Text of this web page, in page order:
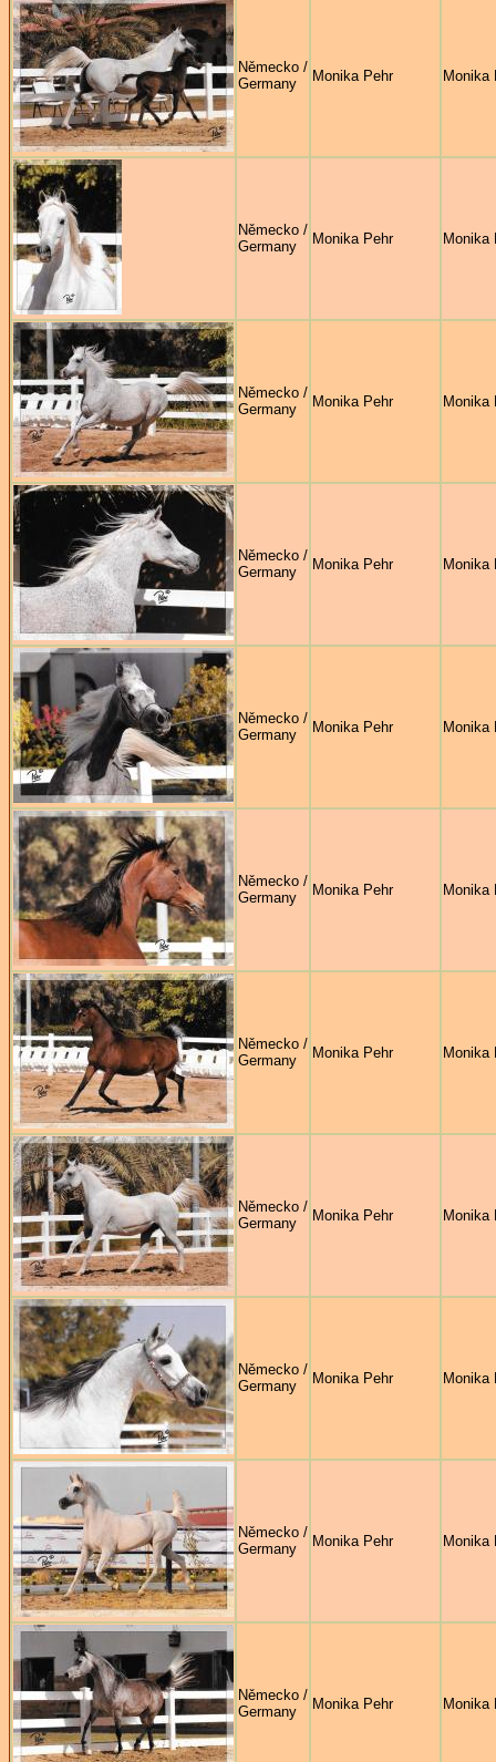
Německo /
Germany
Monika Pehr Monika
Německo /
Germany
Monika Pehr Monika
Německo /
Germany
Monika Pehr Monika
Německo /
Germany
Monika Pehr Monika
Německo /
Germany
Monika Pehr Monika
Německo /
Germany
Monika Pehr Monika
Německo /
Germany
Monika Pehr Monika
Německo /
Germany
Monika Pehr Monika
Německo /
Germany
Monika Pehr Monika
Německo /
Germany
Monika Pehr Monika
Německo /
Germany
Monika Pehr Monika